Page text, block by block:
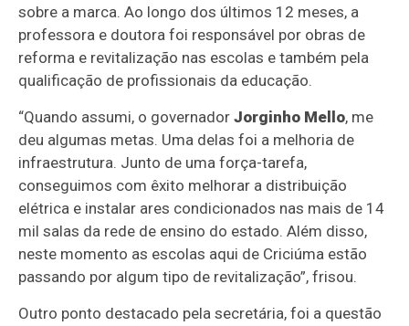
sobre a marca. Ao longo dos últimos 12 meses, a
professora e doutora foi responsável por obras de
reforma e revitalização nas escolas e também pela
qualificação de profissionais da educação.
“Quando assumi, o governador Jorginho Mello, me
deu algumas metas. Uma delas foi a melhoria de
infraestrutura. Junto de uma força-tarefa,
conseguimos com êxito melhorar a distribuição
elétrica e instalar ares condicionados nas mais de 14
mil salas da rede de ensino do estado. Além disso,
neste momento as escolas aqui de Criciúma estão
passando por algum tipo de revitalização”, frisou.
Outro ponto destacado pela secretária, foi a questão